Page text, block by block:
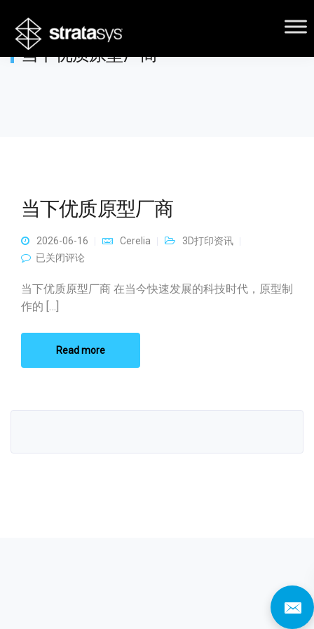
当下优质原型厂商
当下优质原型厂商
2026-06-16 Cerelia
3D打印资讯
当下优质原型厂商
已关闭评论
当下优质原型厂商 在当今快速发展的科技时代，原型制
作的 […]
Read more